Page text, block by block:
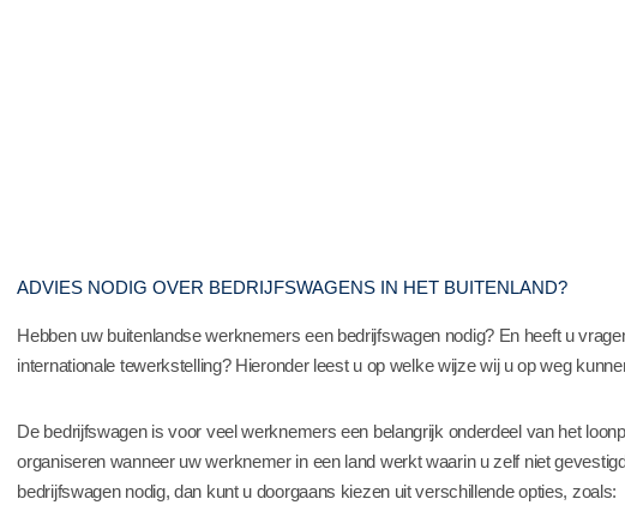
ADVIES NODIG OVER BEDRIJFSWAGENS IN HET BUITENLAND?
Hebben uw buitenlandse werknemers een bedrijfswagen nodig? En heeft u
internationale tewerkstelling? Hieronder leest u op welke wijze wij u op weg
De bedrijfswagen is voor veel werknemers een belangrijk onderdeel van het
organiseren wanneer uw werknemer in een land werkt waarin u zelf niet
bedrijfswagen nodig, dan kunt u doorgaans kiezen uit verschillende opties, zoals: